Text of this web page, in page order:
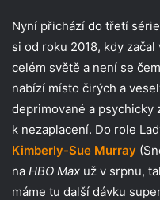
Nyní přichází do třetí
si od roku 2018, kdy
celém světě a není se
nabízí místo čirých a
deprimované a psychicky
k nezaplacení. Do role
Kimberly-Sue Murray
na HBO Max už v srpnu,
máme tu další dávku